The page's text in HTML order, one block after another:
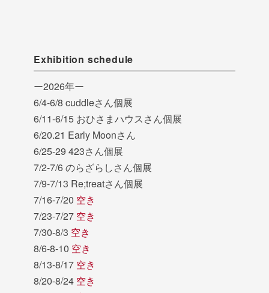
Exhibition schedule
ー2026年ー
6/4-6/8 cuddleさん個展
6/11-6/15 おひさまハウスさん個展
6/20.21 Early Moonさん
6/25-29 423さん個展
7/2-7/6 のらざらしさん個展
7/9-7/13 Re;treatさん個展
7/16-7/20 空き
7/23-7/27 空き
7/30-8/3 空き
8/6-8-10 空き
8/13-8/17 空き
8/20-8/24 空き